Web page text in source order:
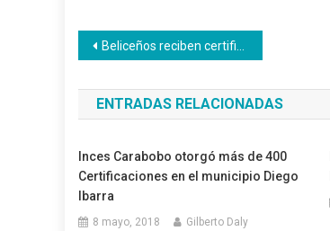
Navegación
de
entradas
Beliceños reciben certificado Inces
ENTRADAS RELACIONADAS
Inces Carabobo otorgó más de 400
Certificaciones en el municipio Diego
Ibarra
8 mayo, 2018 Gilberto Daly